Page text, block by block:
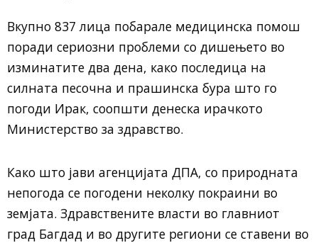
Вкупно 837 лица побарале медицинска помош
поради сериозни проблеми со дишењето во
изминатите два дена, како последица на
силната песочна и прашинска бура што го
погоди Ирак, соопшти денеска ирачкото
Министерство за здравство.
Како што јави агенцијата ДПА, со природната
непогода се погодени неколку покраини во
земјата. Здравствените власти во главниот
град Багдад и во другите региони се ставени во